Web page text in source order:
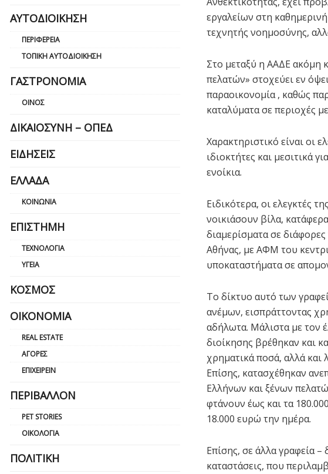
εργαλείων στη
τεχνητής νοημοσύνης,
Στο μεταξύ η ΑΑΔΕ ακόμη
πελατών» στοχεύει εν
παραοικονομία , καθώς
καταλύματα σε περιοχές
Χαρακτηριστικό είναι οι
ιδιοκτήτες και μεσιτικά
ενοίκια.
Ειδικότερα, οι ελεγκτές
νοικιάσουν βίλα,
διαμερίσματα σε
Αθήνας, με ΑΦΜ του
υποκαταστήματα σε
Το δίκτυο αυτό των
ανέμων, εισπράττοντας
αδήλωτα. Μάλιστα με τον
διοίκησης βρέθηκαν και
χρηματικά ποσά, αλλά και
Επίσης, κατασχέθηκαν
Ελλήνων και ξένων
φτάνουν έως και τα
18.000 ευρώ την ημέρα.
Επίσης, σε άλλα γραφεία
καταστάσεις, που
ΑΥΤΟΔΙΟΊΚΗΣΗ
ΠΕΡΙΦΈΡΕΙΑ
ΤΟΠΙΚΉ ΑΥΤΟΔΙΟΊΚΗΣΗ
ΓΑΣΤΡΟΝΟΜΊΑ
ΟΊΝΟΣ
ΔΙΚΑΙΟΣΎΝΗ – ΟΠΕΔ
ΕΙΔΉΣΕΙΣ
ΕΛΛΆΔΑ
ΚΟΙΝΩΝΊΑ
ΕΠΙΣΤΉΜΗ
ΤΕΧΝΟΛΟΓΊΑ
ΥΓΕΊΑ
ΚΌΣΜΟΣ
ΟΙΚΟΝΟΜΊΑ
REAL ESTATE
ΑΓΟΡΈΣ
ΕΠΙΧΕΙΡΕΊΝ
ΠΕΡΙΒΆΛΛΟΝ
PET STORIES
ΟΙΚΟΛΟΓΊΑ
ΠΟΛΙΤΙΚΉ